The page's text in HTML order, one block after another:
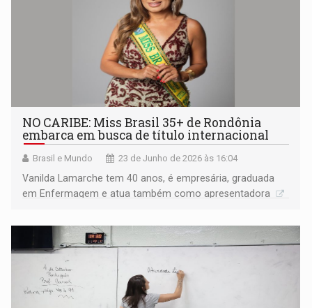
NO CARIBE: Miss Brasil 35+ de Rondônia
embarca em busca de título internacional
Brasil e Mundo 23 de Junho de 2026 às 16:04
Vanilda Lamarche tem 40 anos, é empresária, graduada
em Enfermagem e atua também como apresentadora